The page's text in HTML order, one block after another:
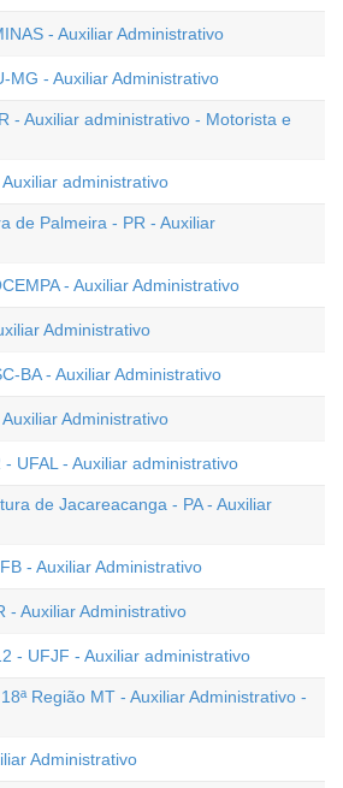
- Auxiliar Administrativo
MG - Auxiliar Administrativo
- Auxiliar administrativo - Motorista e
administrativo
de Palmeira - PR - Auxiliar
- Auxiliar Administrativo
Administrativo
BA - Auxiliar Administrativo
Administrativo
UFAL - Auxiliar administrativo
de Jacareacanga - PA - Auxiliar
- Auxiliar Administrativo
- Auxiliar Administrativo
- UFJF - Auxiliar administrativo
Região MT - Auxiliar Administrativo -
Administrativo